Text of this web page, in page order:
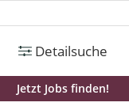
Detailsuche